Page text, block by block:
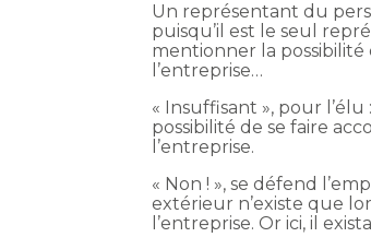
Un représentant du
puisqu’il est le seul
mentionner la
l’entreprise…
« Insuffisant », pour
possibilité de se faire
l’entreprise.
« Non ! », se défend
extérieur n’existe que
l’entreprise. Or ici, il